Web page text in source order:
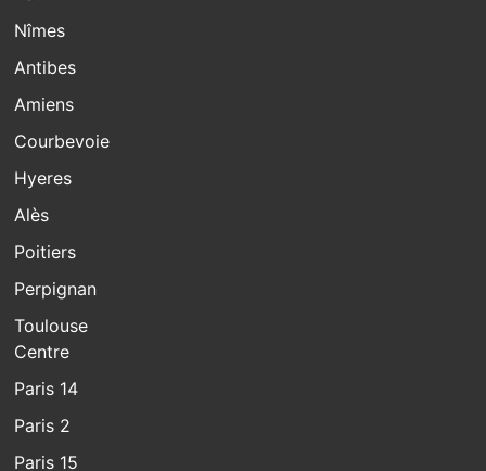
Nîmes
Antibes
Amiens
Courbevoie
Hyeres
Alès
Poitiers
Perpignan
Toulouse
Centre
Paris 14
Paris 2
Paris 15